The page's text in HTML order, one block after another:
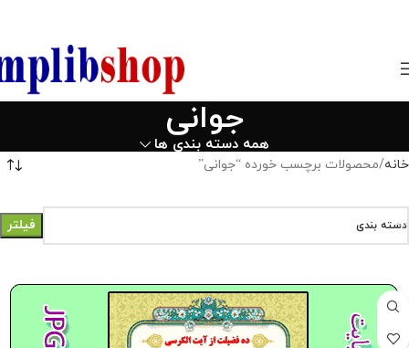
جوانی
همه دسته بندی ها
خانه محصولات برچسب خورده “جوانی”
دسته بندی فیلتر